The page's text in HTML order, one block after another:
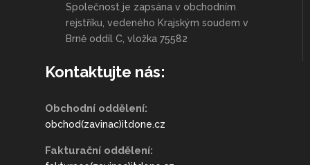
Společnost je zapsána v obchodním
rejstříku, vedeného Krajským soudem v
Brně oddíl C, vložka 75582
Kontaktujte nás:
Obchodní oddělení:
obchod(zavinac)itdone.cz
Fakturační oddělení: